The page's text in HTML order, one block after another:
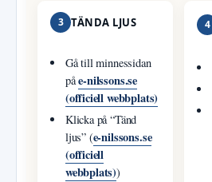
3 TÄNDA LJUS
Gå till minnessidan
påe-nilssons.se
(officiell webbplats)
Klicka på “Tänd
ljus” (e-nilssons.se
(officiell
webbplats))
4